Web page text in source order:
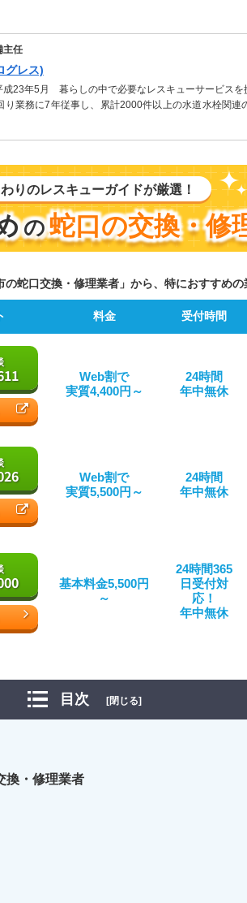
主任
グレス)
23年5月 暮らしの中で必要なレスキューサービスを
り業務に7年従事し、累計2000件以上の水道水栓関連
りのレスキューガイドが厳選！
の蛇口の交換・修
蛇口交換・修理業者」から、特におすすめの
料金 受付時間
Web割で
実質4,400円～
24時間
年中無休
Web割で
実質5,500円～
24時間
年中無休
基本料金5,500円
～
24時間365
日受付対
応！
年中無休
目次 [閉じる]
換・修理業者